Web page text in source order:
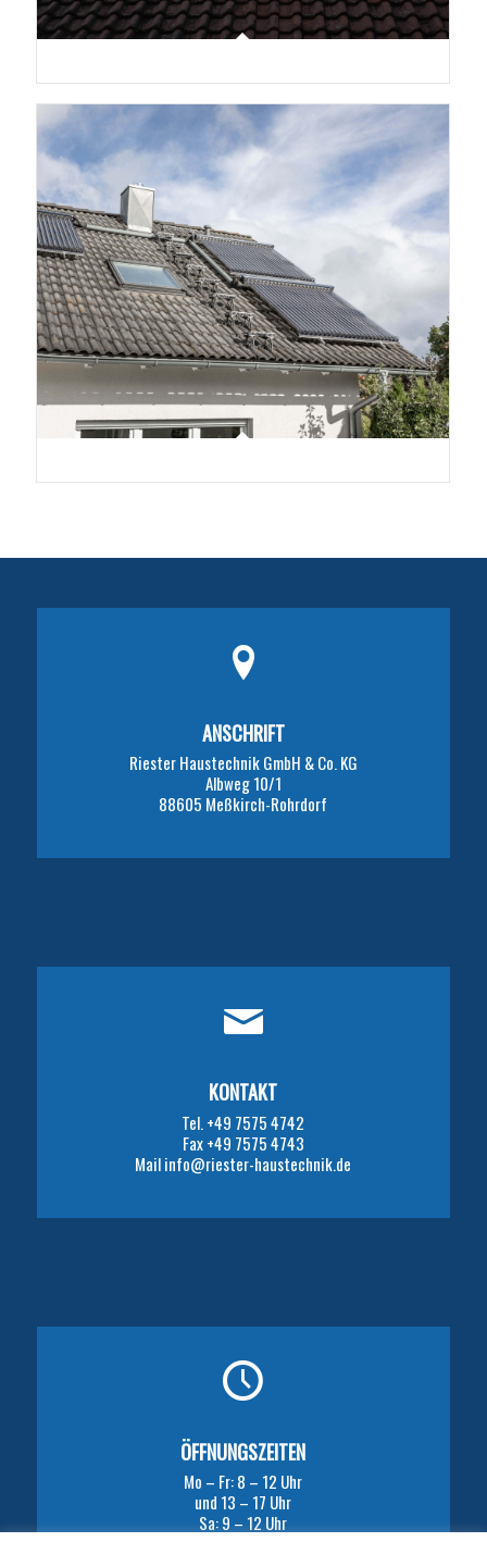
ANSCHRIFT
Riester Haustechnik GmbH & Co. KG
Albweg 10/1
88605 Meßkirch-Rohrdorf
KONTAKT
Tel. +49 7575 4742
Fax +49 7575 4743
Mail info@riester-haustechnik.de
ÖFFNUNGSZEITEN
Mo – Fr: 8 – 12 Uhr
und 13 – 17 Uhr
Sa: 9 – 12 Uhr